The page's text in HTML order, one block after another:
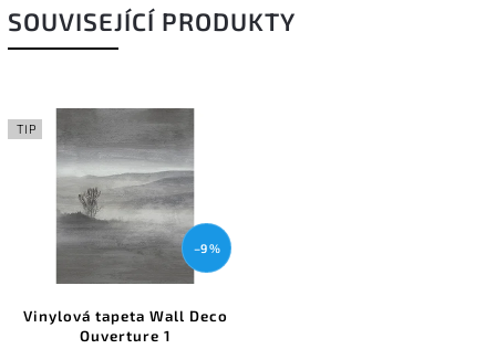
SOUVISEJÍCÍ PRODUKTY
TIP
–9 %
Vinylová tapeta Wall Deco
Ouverture 1